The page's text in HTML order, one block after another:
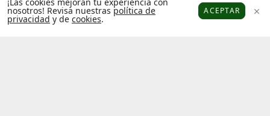
Platanitos Favoritos
nosotros! Revisa nuestras política de
privacidad y de cookies.
ACEPTAR